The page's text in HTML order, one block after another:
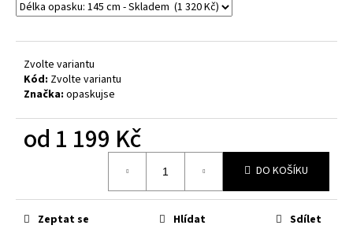
Zvolte variantu
Kód: Zvolte variantu
Značka: opaskujse
od 1 199 Kč
DO KOŠÍKU
Zeptat se Hlídat Sdílet
o
u
u